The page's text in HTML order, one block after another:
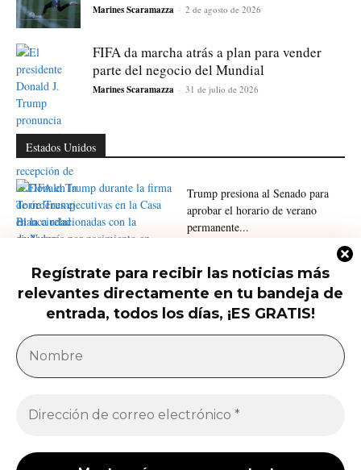
Regístrate para recibir las noticias más
relevantes directamente en tu bandeja de
entrada, todos los días, ¡ES GRATIS!
Marines Scaramazza - 2 de agosto de 2026
FIFA da marcha atrás a plan para vender
parte del negocio del Mundial
Marines Scaramazza - 31 de julio de 2026
Estados Unidos
Trump firma nuevas órdenes para
restringir la ciudadanía por
nacimiento
Trump presiona al Senado para
aprobar el horario de verano
permanente...
América Latina
demócratas de impulsar una campaña contra...